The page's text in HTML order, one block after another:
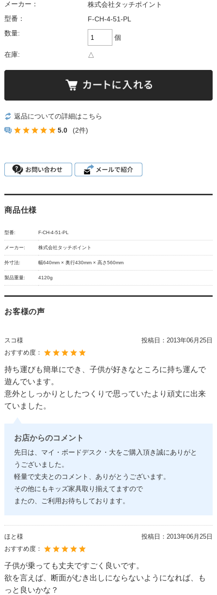
メーカー：
株式会社タッチポイント
型番：
F-CH-4-51-PL
数量:
個
在庫: △
返品についての詳細はこちら
5.0
(2件)
商品仕様
型番: F-CH-4-51-PL
メーカー: 株式会社タッチポイント
外寸法: 幅640mm × 奥行430mm × 高さ560mm
製品重量: 4120g
お客様の声
スコ様 投稿日： 2013年06月25日
おすすめ度：
持ち運びも簡単にでき、子供が好きなところに持ち運んで
遊んでいます。
意外としっかりとしたつくりで思っていたより頑丈に出来
ていました。
お店からのコメント
先日は、マイ・ボードデスク・大をご購入頂き誠にありがと
うございました。
軽量で丈夫とのコメント、ありがとうございます。
その他にもキッズ家具取り揃えてますので
またの、ご利用お待ちしております。
ほと様 投稿日： 2013年06月25日
おすすめ度：
子供が乗っても丈夫ですごく良いです。
欲を言えば、断面がむき出しにならないようになれば、も
っと良いかな？